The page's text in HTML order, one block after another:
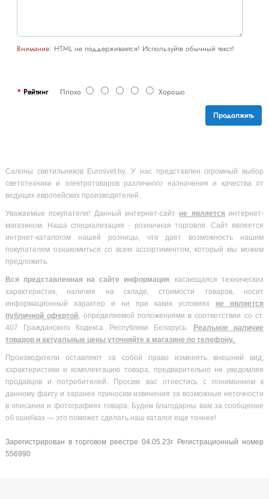
Внимание: HTML не поддерживается! Используйте обычный текст!
РейтингПлохо Хорошо
Продолжить
Салоны светильников Eurosvet.by. У нас представлен огромный выбор
светотехники и электротоваров различного назначения и качества от
ведущих европейских производителей.
Уважаемые покупатели! Данный интернет-сайт не является интернет-
магазином. Наша специализация - розничная торговля. Сайт является
интрнет-каталогом нашей розницы, что дает возможность нашим
покупателям ознакомиться со всем ассортиментом, который мы можем
предложить.
Вся представленная на сайте информация, касающаяся технических
характеристик, наличия на складе, стоимости товаров, носит
информационный характер и ни при каких условиях не является
публичной офертой, определяемой положениями в соответствии со ст.
407 Гражданского Кодекса Республики Беларусь.
Реальное наличие
товаров и актуальные цены уточняйте а магазине по телефону.
Производители оставляют за собой право изменять внешний вид,
характеристики и комплектацию товара, предварительно не уведомляя
продавцов и потребителей. Просим вас отнестись с пониманием к
данному факту и заранее приносим извинения за возможные неточности
в описании и фотографиях товара. Будем благодарны вам за сообщение
об ошибках — это поможет сделать наш каталог еще точнее!
Зарегистрирован в торговом реестре 04.05.23г. Регистрационный номер
556990